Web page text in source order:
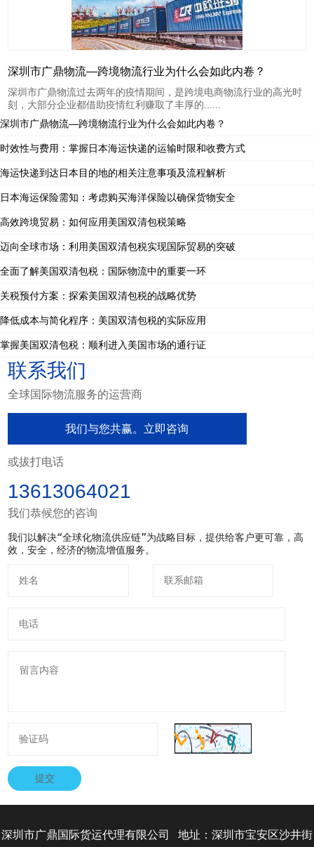
深圳市广鼎物流—跨境物流行业为什么会如此内卷？
深圳市广鼎物流过去两年的疫情期间，是跨境电商物流行业的高光时
刻，大部分企业都借助疫情红利赚取了丰厚的......
深圳市广鼎物流—跨境物流行业为什么会如此内卷？
时效性与费用：掌握日本海运快递的运输时限和收费方式
海运快递到达日本目的地的相关注意事项及流程解析
日本海运保险需知：考虑购买海洋保险以确保货物安全
高效跨境贸易：如何应用美国双清包税策略
迈向全球市场：利用美国双清包税实现国际贸易的突破
全面了解美国双清包税：国际物流中的重要一环
关税预付方案：探索美国双清包税的战略优势
降低成本与简化程序：美国双清包税的实际应用
掌握美国双清包税：顺利进入美国市场的通行证
联系我们
全球国际物流服务的运营商
我们与您共赢。立即咨询
或拔打电话
13613064021
我们恭候您的咨询
我们以解决“全球化物流供应链”为战略目标，提供给客户更可靠，高
效，安全，经济的物流增值服务。
提交
深圳市广鼎国际货运代理有限公司 地址：深圳市宝安区沙井街